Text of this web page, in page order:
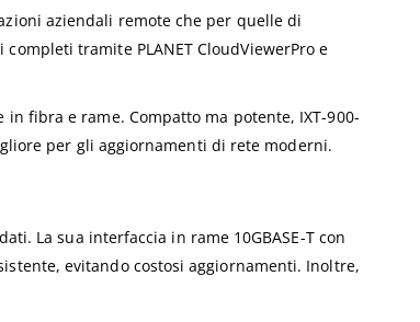
aziendali remote che per quelle di
tramite PLANET CloudViewerPro e
fibra e rame. Compatto ma potente, IXT-900-
per gli aggiornamenti di rete moderni.
La sua interfaccia in rame 10GBASE-T con
evitando costosi aggiornamenti. Inoltre,